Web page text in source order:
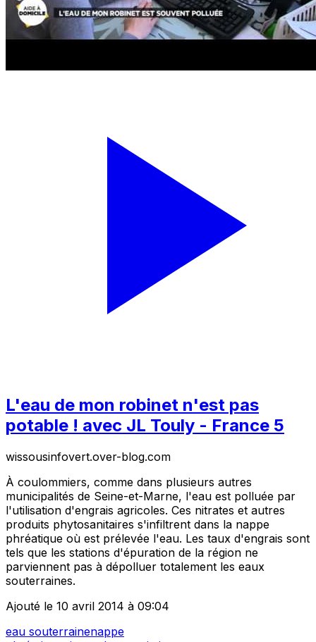
L'eau de mon robinet n'est pas
potable ! avec JL Touly - France 5
wissousinfovert.over-blog.com
À coulommiers, comme dans plusieurs autres
municipalités de Seine-et-Marne, l'eau est polluée par
l'utilisation d'engrais agricoles. Ces nitrates et autres
produits phytosanitaires s'infiltrent dans la nappe
phréatique où est prélevée l'eau. Les taux d'engrais sont
tels que les stations d'épuration de la région ne
parviennent pas à dépolluer totalement les eaux
souterraines.
Ajouté le 10 avril 2014 à 09:04
eau souterrainenappe